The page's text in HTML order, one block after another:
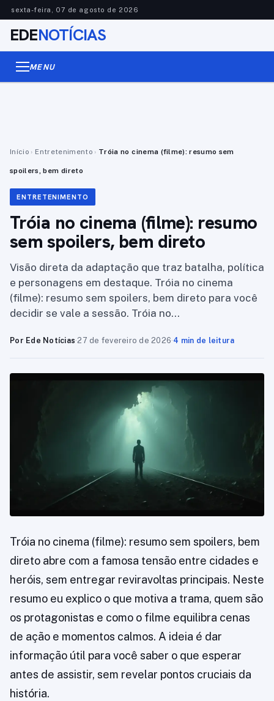
sexta-feira, 07 de agosto de 2026
EDENOTÍCIAS
MENU
Início › Entretenimento › Tróia no cinema (filme): resumo sem
spoilers, bem direto
ENTRETENIMENTO
Tróia no cinema (filme): resumo
sem spoilers, bem direto
Visão direta da adaptação que traz batalha, política
e personagens em destaque. Tróia no cinema
(filme): resumo sem spoilers, bem direto para você
decidir se vale a sessão. Tróia no…
Por Ede Notícias·27 de fevereiro de 2026·4 min de leitura
Tróia no cinema (filme): resumo sem spoilers, bem
direto abre com a famosa tensão entre cidades e
heróis, sem entregar reviravoltas principais. Neste
resumo eu explico o que motiva a trama, quem são
os protagonistas e como o filme equilibra cenas
de ação e momentos calmos. A ideia é dar
informação útil para você saber o que esperar
antes de assistir, sem revelar pontos cruciais da
história.